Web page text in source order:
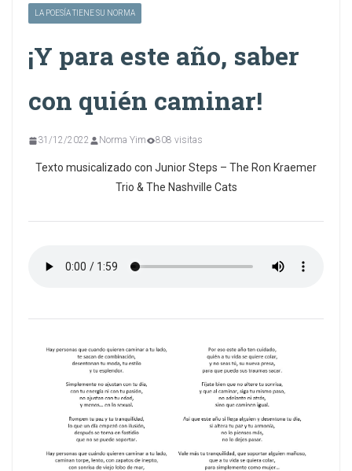
LA POESÍA TIENE SU NORMA
¡Y para este año, saber
con quién caminar!
31/12/2022 Norma Yim 808 visitas
Texto musicalizado con Junior Steps – The Ron Kraemer
Trio & The Nashville Cats